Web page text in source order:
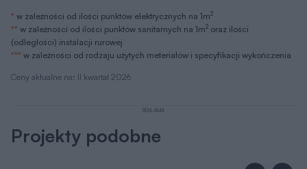
Ceny aktualne na: II kwartał 2026
* w zależności od ilości punktów elektrycznych na 1m2
** w zależności od ilości punktów sanitarnych na 1m2 oraz ilości
(odległości) instalacji rurowej
*** w zależności od rodzaju użytych meteriałów i specyfikacji wykończenia
REKLAMA
Projekty podobne